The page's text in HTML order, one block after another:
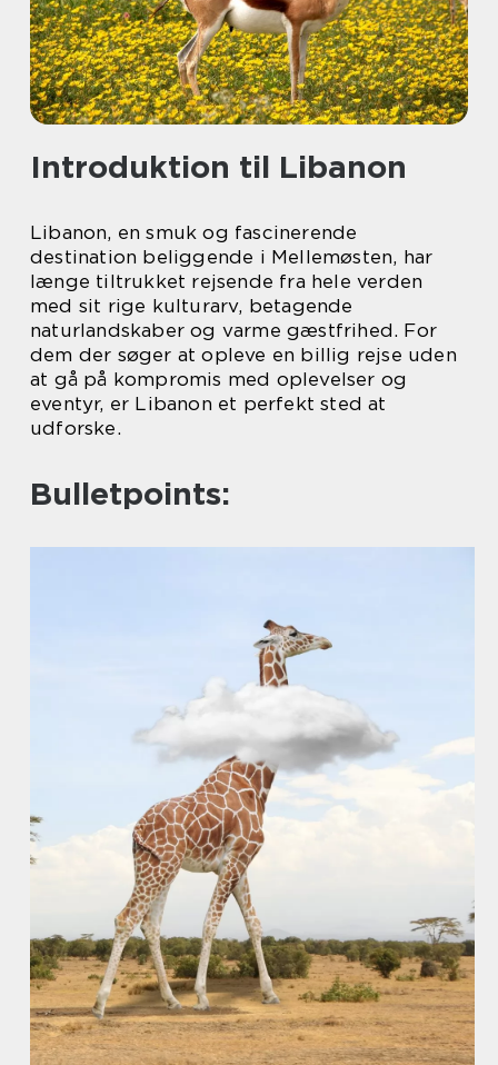
Introduktion til Libanon
Libanon, en smuk og fascinerende
destination beliggende i Mellemøsten, har
længe tiltrukket rejsende fra hele verden
med sit rige kulturarv, betagende
naturlandskaber og varme gæstfrihed. For
dem der søger at opleve en billig rejse uden
at gå på kompromis med oplevelser og
eventyr, er Libanon et perfekt sted at
udforske.
Bulletpoints: